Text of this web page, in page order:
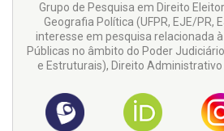
Grupo de Pesquisa em Direito
Geografia Política (UFPR, EJE/PR,
interesse em pesquisa relacionada
Públicas no âmbito do Poder
e Estruturais), Direito Administrativo